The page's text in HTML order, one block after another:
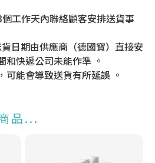
工作天內聯絡顧客安排送貨事
日期由供應商（德國寶）直接安
和快遞公司未能作準 。
可能會導致送貨有所延誤 。
品...